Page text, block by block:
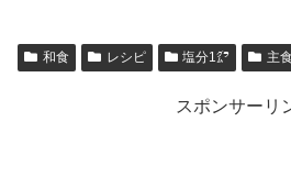
和食 レシピ 塩分1㌘ 主
スポンサーリ